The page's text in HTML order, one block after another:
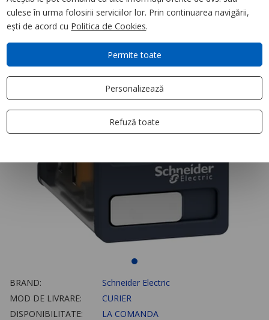
BRAND:
Schneider Electric
MOD DE LIVRARE:
CURIER
DISPONIBILITATE:
LA COMANDA
culese în urma folosirii serviciilor lor. Prin continuarea navigării,
ești de acord cu Politica de Cookies.
Permite toate
Personalizează
Refuză toate